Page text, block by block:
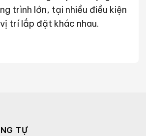
trình lớn, tại nhiều điều kiện
trí lắp đặt khác nhau.
TỰ